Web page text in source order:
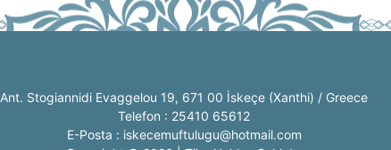
Ant. Stogiannidi Evaggelou 19, 671 00 İskeçe (Xanthi) / Greece
Telefon : 25410 65612
E-Posta : iskecemuftulugu@hotmail.com